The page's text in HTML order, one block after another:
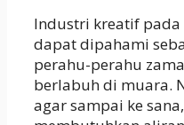
Industri kreatif pada
dapat dipahami
perahu-perahu
berlabuh di muara.
agar sampai ke